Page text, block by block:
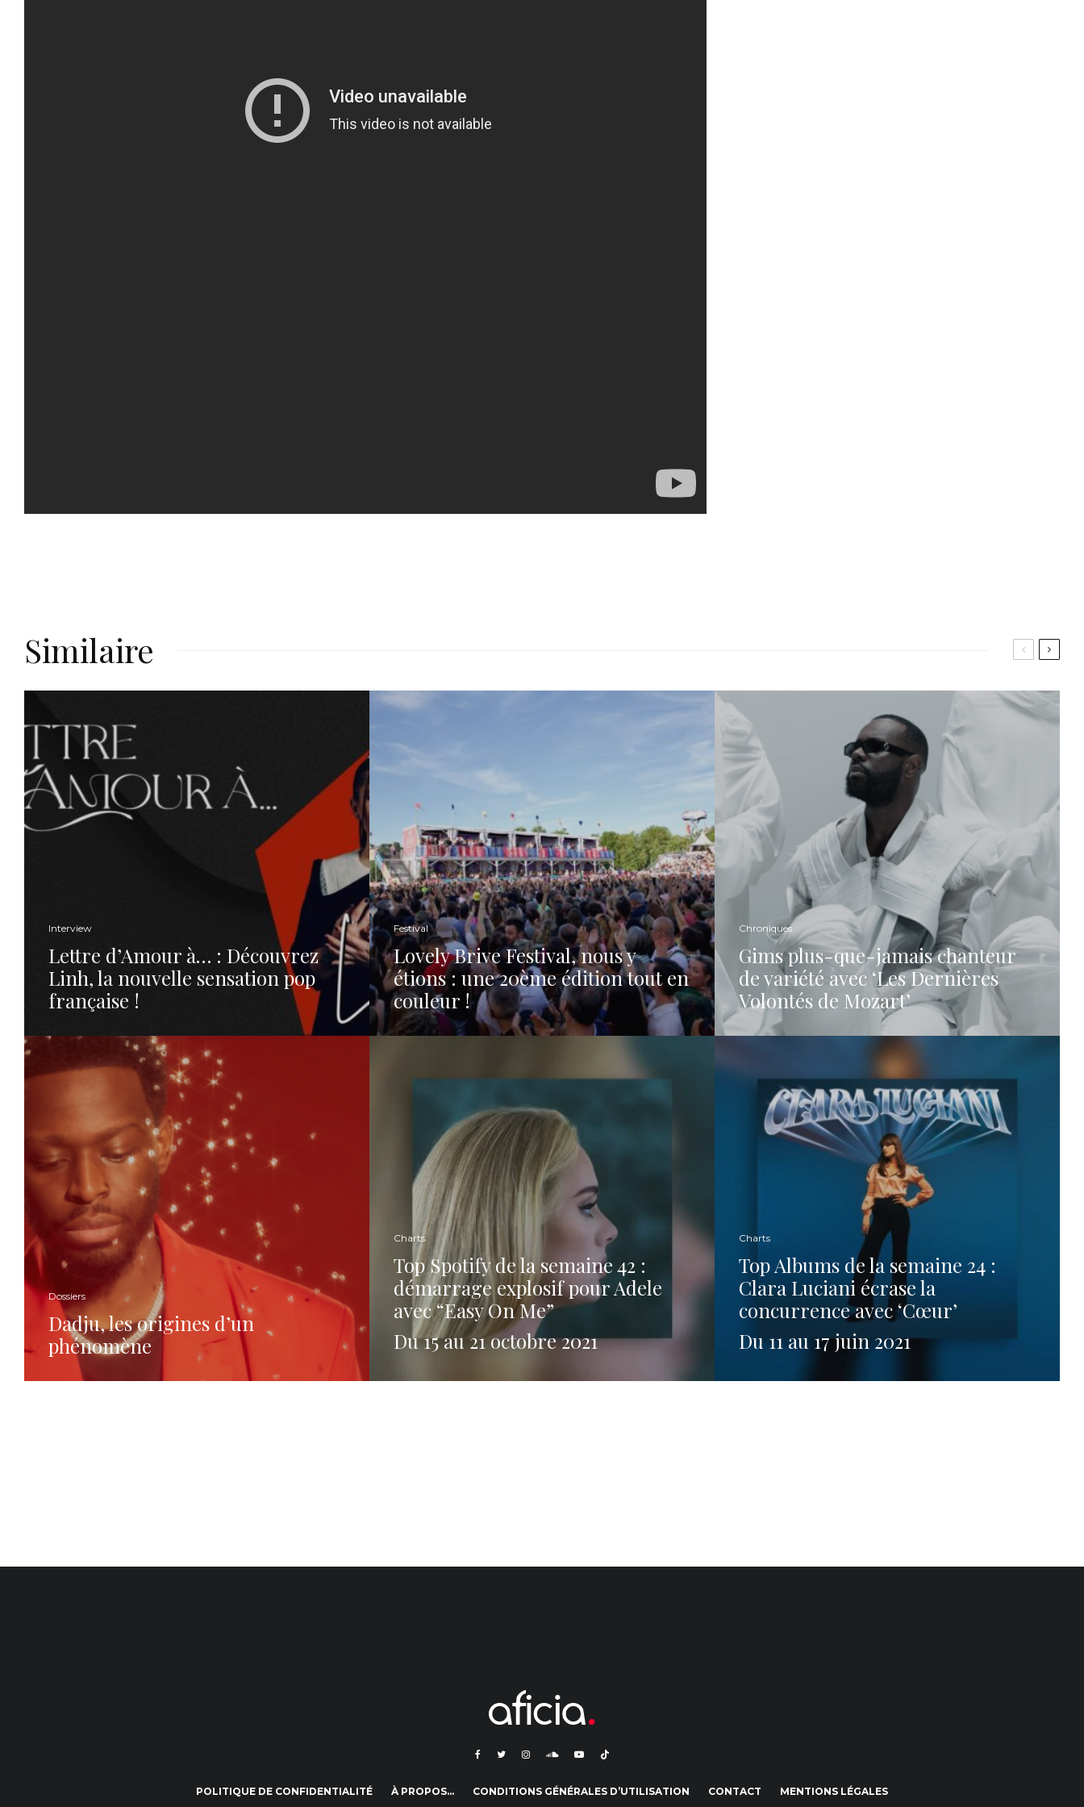
Similaire
Interview
Lettre d’Amour à… : Découvrez
Linh, la nouvelle sensation pop
française !
Festival
Lovely Brive Festival, nous y
étions : une 20ème édition tout en
couleur !
Chroniques
Gims plus-que-jamais chanteur
de variété avec ‘Les Dernières
Volontés de Mozart’
Dossiers
Dadju, les origines d’un
phénomène
Charts
Top Spotify de la semaine 42 :
démarrage explosif pour Adele
avec “Easy On Me”
Du 15 au 21 octobre 2021
Charts
Top Albums de la semaine 24 :
Clara Luciani écrase la
concurrence avec ‘Cœur’
Du 11 au 17 juin 2021
POLITIQUE DE CONFIDENTIALITÉ À PROPOS… CONDITIONS GÉNÉRALES D’UTILISATION CONTACT MENTIONS LÉGALES